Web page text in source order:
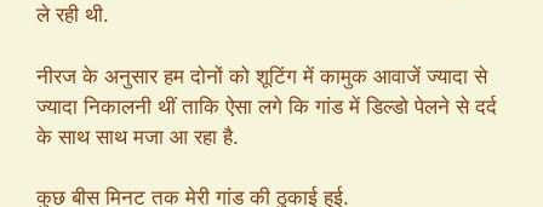
ले रही थी.
नीरज के अनुसार हम दोनों को शूटिंग में कामुक आवाजें ज्यादा से
ज्यादा निकालनी थीं ताकि ऐसा लगे कि गांड में डिल्डो पेलने से दर्द
के साथ साथ मजा आ रहा है.
कुछ बीस मिनट तक मेरी गांड की ठुकाई हुई.